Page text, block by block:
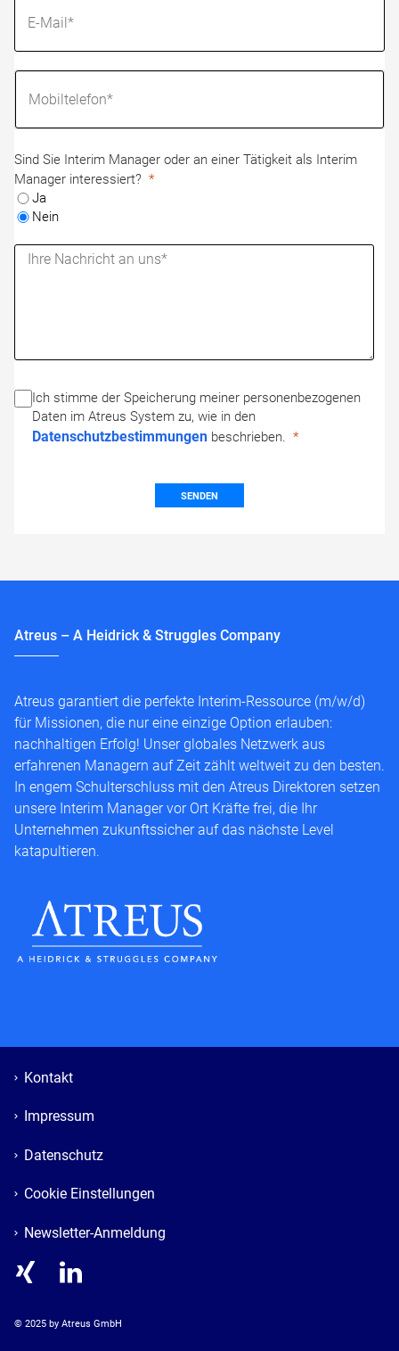
Sind Sie Interim Manager oder an einer Tätigkeit als Interim
Manager interessiert?
Ja
Nein
Ich stimme der Speicherung meiner personenbezogenen
Daten im Atreus System zu, wie in den
Datenschutzbestimmungen beschrieben.
SENDEN
Atreus – A Heidrick & Struggles Company
Atreus garantiert die perfekte Interim-Ressource (m/w/d)
für Missionen, die nur eine einzige Option erlauben:
nachhaltigen Erfolg! Unser globales Netzwerk aus
erfahrenen Managern auf Zeit zählt weltweit zu den besten.
In engem Schulterschluss mit den Atreus Direktoren setzen
unsere Interim Manager vor Ort Kräfte frei, die Ihr
Unternehmen zukunftssicher auf das nächste Level
katapultieren.
Kontakt
Impressum
Datenschutz
Cookie Einstellungen
Newsletter-Anmeldung
© 2025 by Atreus GmbH